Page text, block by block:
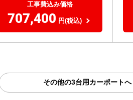
工事費込み価格
707,400 円(税込)
その他の3台用カーポートへ